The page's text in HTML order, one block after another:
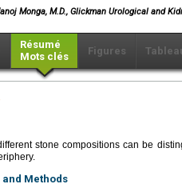
Monga, M.D., Glickman Urological and
Résumé
Mots clés
Figures
stone compositions can be
Methods